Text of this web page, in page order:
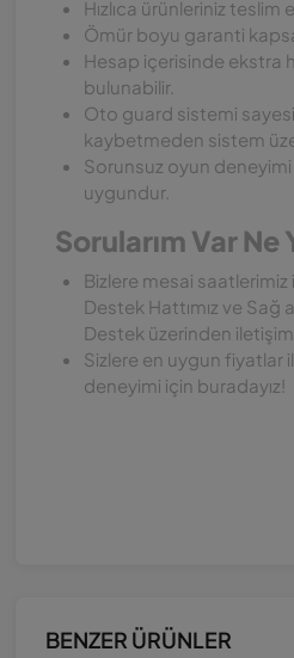
Hızlıca ürünleriniz teslim
Ömür boyu garanti
Hesap içerisinde ekstra
bulunabilir.
Oto guard sistemi
kaybetmeden sistem
Sorunsuz oyun deneyimi
uygundur.
Sorularım Var Ne
Bizlere mesai
Destek Hattımız ve Sağ
Destek üzerinden
Sizlere en uygun fiyatlar
deneyimi için buradayız!
BENZER ÜRÜNLER